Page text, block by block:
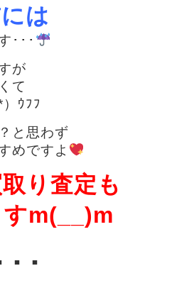
は
･･･
が
て
ｳﾌﾌ
と思わず
めですよ
り査定も
m(__)m
･